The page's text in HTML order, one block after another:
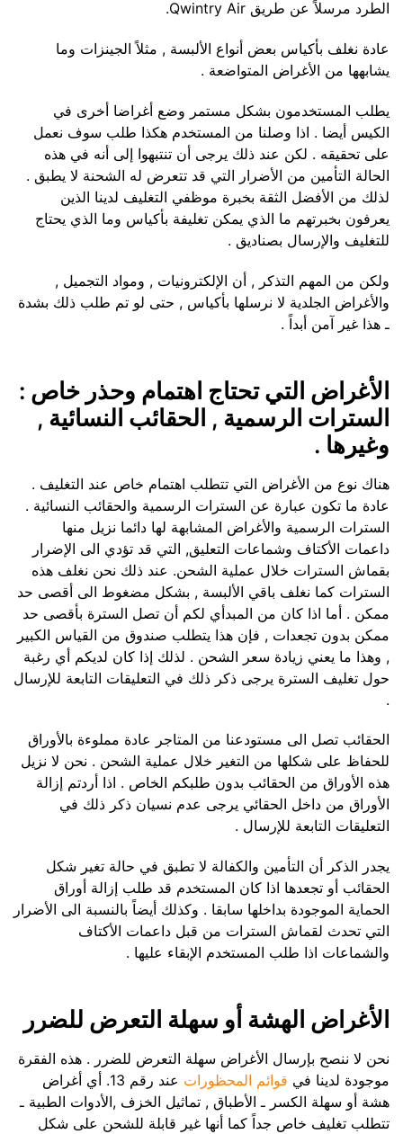
الطرد مرسلاً عن طريق Qwintry Air.
عادة نغلف بأكياس بعض أنواع الألبسة , مثلاً الجينزات وما
يشابهها من الأغراض المتواضعة .
يطلب المستخدمون بشكل مستمر وضع أغراضا أخرى في
الكيس أيضا . اذا وصلنا من المستخدم هكذا طلب سوف نعمل
على تحقيقه . لكن عند ذلك يرجى أن تنتبهوا إلى أنه في هذه
الحالة التأمين من الأضرار التي قد تتعرض له الشحنة لا يطبق .
لذلك من الأفضل الثقة بخبرة موظفي التغليف لدينا الذين
يعرفون بخبرتهم ما الذي يمكن تغليفة بأكياس وما الذي يحتاج
للتغليف والإرسال بصناديق .
ولكن من المهم التذكر , أن الإلكترونيات , ومواد التجميل ,
والأغراض الجلدية لا نرسلها بأكياس , حتى لو تم طلب ذلك بشدة
ـ هذا غير آمن أبداً .
الأغراض التي تحتاج اهتمام وحذر خاص :
السترات الرسمية , الحقائب النسائية ,
وغيرها .
هناك نوع من الأغراض التي تتطلب اهتمام خاص عند التغليف .
عادة ما تكون عبارة عن السترات الرسمية والحقائب النسائية .
السترات الرسمية والأغراض المشابهة لها دائما نزيل منها
داعمات الأكتاف وشماعات التعليق, التي قد تؤدي الى الإضرار
بقماش السترات خلال عملية الشحن. عند ذلك نحن نغلف هذه
السترات كما نغلف باقي الألبسة , بشكل مضغوط الى أقصى حد
ممكن . أما اذا كان من المبدأي لكم أن تصل السترة بأقصى حد
ممكن بدون تجعدات , فإن هذا يتطلب صندوق من القياس الكبير
, وهذا ما يعني زيادة سعر الشحن . لذلك إذا كان لديكم أي رغبة
حول تغليف السترة يرجى ذكر ذلك في التعليقات التابعة للإرسال
.
الحقائب تصل الى مستودعنا من المتاجر عادة مملوءة بالأوراق
للحفاظ على شكلها من التغير خلال عملية الشحن . نحن لا نزيل
هذه الأوراق من الحقائب بدون طلبكم الخاص . اذا أردتم إزالة
الأوراق من داخل الحقائي يرجى عدم نسيان ذكر ذلك في
التعليقات التابعة للإرسال .
يجدر الذكر أن التأمين والكفالة لا تطبق في حالة تغير شكل
الحقائب أو تجعدها اذا كان المستخدم قد طلب إزالة أوراق
الحماية الموجودة بداخلها سابقا . وكذلك أيضاً بالنسبة الى الأضرار
التي تحدث لقماش السترات من قبل داعمات الأكتاف
والشماعات اذا طلب المستخدم الإبقاء عليها .
الأغراض الهشة أو سهلة التعرض للضرر
نحن لا ننصح بإرسال الأغراض سهلة التعرض للضرر . هذه الفقرة
موجودة لدينا في قوائم المحظورات
عند رقم 13. أي أغراض
هشة أو سهلة الكسر ـ الأطباق , تماثيل الخزف ,الأدوات الطبية ـ
تتطلب تغليف خاص جداً كما أنها غير قابلة للشحن على شكل